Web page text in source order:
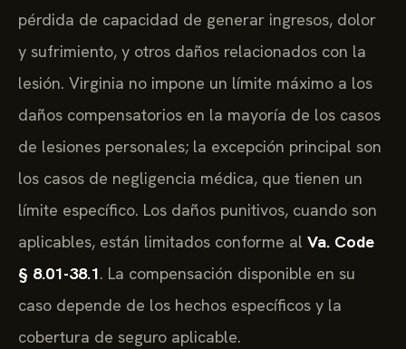
pérdida de capacidad de generar ingresos, dolor
y sufrimiento, y otros daños relacionados con la
lesión. Virginia no impone un límite máximo a los
daños compensatorios en la mayoría de los casos
de lesiones personales; la excepción principal son
los casos de negligencia médica, que tienen un
límite específico. Los daños punitivos, cuando son
aplicables, están limitados conforme al Va. Code
§ 8.01-38.1. La compensación disponible en su
caso depende de los hechos específicos y la
cobertura de seguro aplicable.